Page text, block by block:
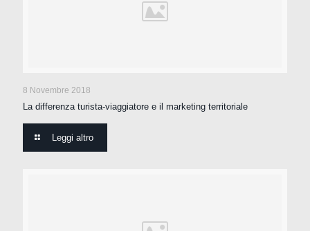
8 Novembre 2018
La differenza turista-viaggiatore e il marketing territoriale
Leggi altro